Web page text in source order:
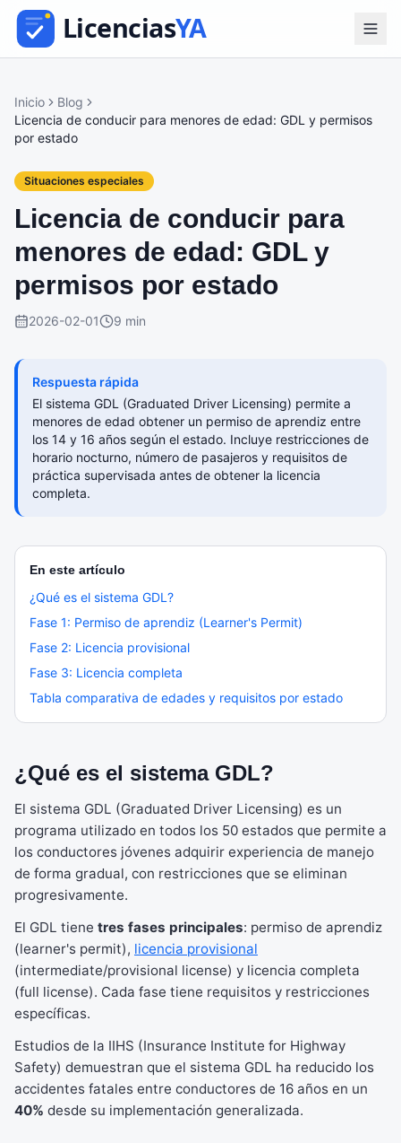
Inicio
Blog
Licencia de conducir para menores de edad: GDL y permisos
por estado
Situaciones especiales
Licencia de conducir para
menores de edad: GDL y
permisos por estado
2026-02-01 9 min
Respuesta rápida
El sistema GDL (Graduated Driver Licensing) permite a
menores de edad obtener un permiso de aprendiz entre
los 14 y 16 años según el estado. Incluye restricciones de
horario nocturno, número de pasajeros y requisitos de
práctica supervisada antes de obtener la licencia
completa.
En este artículo
¿Qué es el sistema GDL?
Fase 1: Permiso de aprendiz (Learner's Permit)
Fase 2: Licencia provisional
Fase 3: Licencia completa
Tabla comparativa de edades y requisitos por estado
¿Qué es el sistema GDL?
El sistema GDL (Graduated Driver Licensing) es un
programa utilizado en todos los 50 estados que permite a
los conductores jóvenes adquirir experiencia de manejo
de forma gradual, con restricciones que se eliminan
progresivamente.
El GDL tiene tres fases principales: permiso de aprendiz
(learner's permit), licencia provisional
(intermediate/provisional license) y licencia completa
(full license). Cada fase tiene requisitos y restricciones
específicas.
Estudios de la IIHS (Insurance Institute for Highway
Safety) demuestran que el sistema GDL ha reducido los
accidentes fatales entre conductores de 16 años en un
40% desde su implementación generalizada.